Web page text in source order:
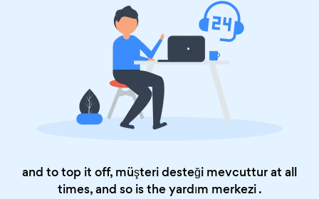
and to top it off, müşteri desteği mevcuttur at all
times, and so is theyardım merkezi.